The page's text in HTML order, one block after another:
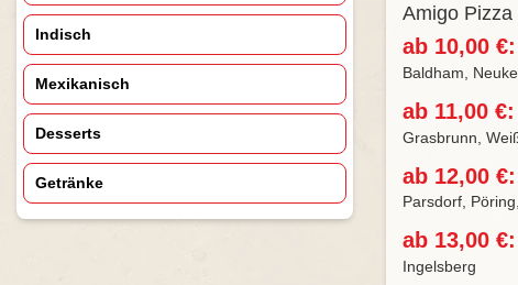
Indisch
Mexikanisch
Desserts
Getränke
Amigo
ab 10,00 €:
Baldham,
ab 11,00 €:
Grasbrunn,
ab 12,00 €:
Parsdorf,
ab 13,00 €:
Ingelsberg